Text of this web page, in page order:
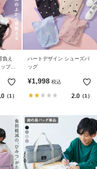
負え
プサ
（1）
ハートデザイン シューズバ
ッグ
¥1,998 税込
2.0（1）